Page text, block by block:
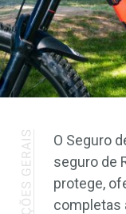
O Seguro
seguro de
protege,
completas